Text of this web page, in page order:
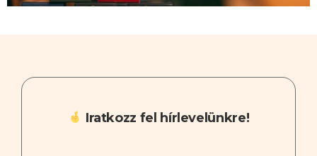
Iratkozz fel hírlevelünkre!